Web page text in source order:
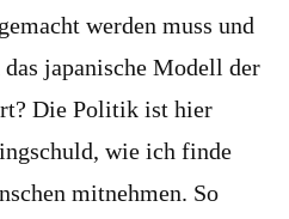
werden muss und
japanische Modell der
Die Politik ist hier
wie ich finde
mitnehmen. So